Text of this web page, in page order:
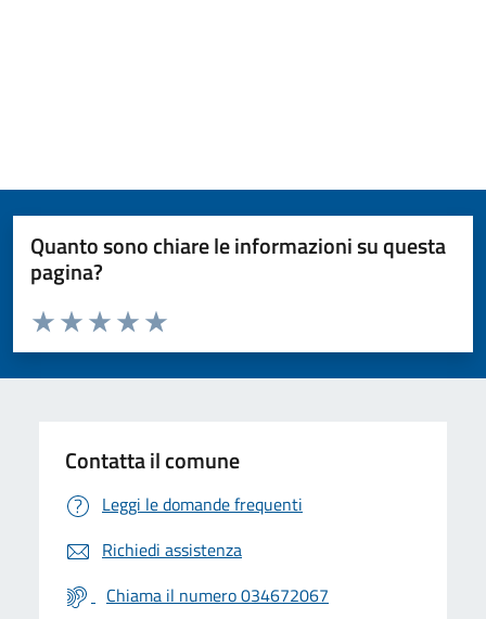
Quanto sono chiare le informazioni su questa
pagina?
Valuta da 1 a 5 stelle la pagina
Valuta 5 stelle su 5
Valuta 4 stelle su 5
Valuta 3 stelle su 5
Valuta 2 stelle su 5
Valuta 1 stelle su 5
Contatta il comune
Leggi le domande frequenti
Richiedi assistenza
Chiama il numero 034672067